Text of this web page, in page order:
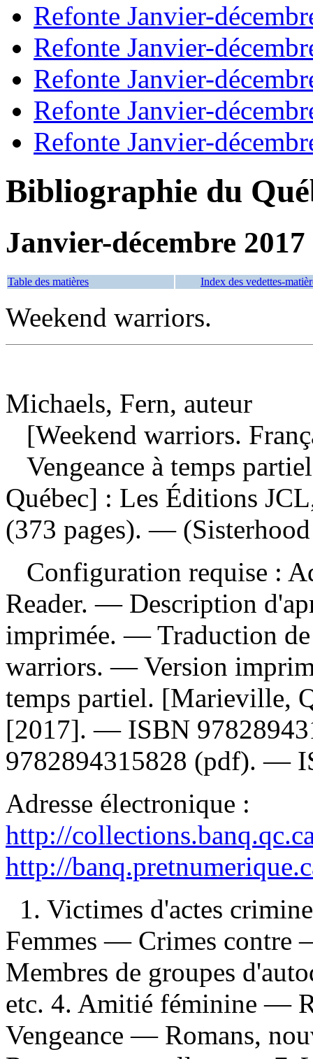
Refonte Janvier-
Refonte Janvier-
Refonte Janvier-
Refonte Janvier-
Refonte Janvier-
Bibliographie du
Janvier-décembre 2017
Table des matières Index des vedettes-
Weekend warriors.
Michaels, Fern, auteur
[Weekend warriors.
Vengeance à temps
Québec] : Les Éditions
(373 pages). —
Configuration requise :
Reader. — Description
imprimée. —Traduction
warriors. —Version
temps partiel. [Marieville,
[2017]. — ISBN
9782894315828 (pdf). —
Adresse électronique :
http://
http://
1. Victimes d'actes
Femmes — Crimes contre
Membres de groupes
etc. 4. Amitié féminine —
Vengeance — Romans,